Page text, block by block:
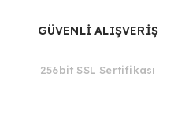
GÜVENLİ ALIŞVERİŞ
256bit SSL Sertifikası